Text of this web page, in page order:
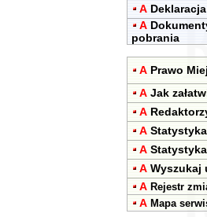
A
A
pobrania
A Prawo
A Jak
A
A
A
A Wyszukaj
A Rejestr
A Mapa